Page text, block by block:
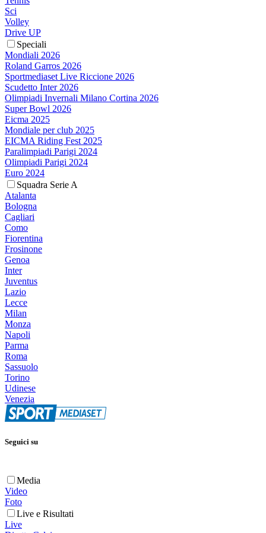
Sci
Volley
Drive UP
Speciali
Mondiali 2026
Roland Garros 2026
Sportmediaset Live Riccione 2026
Scudetto Inter 2026
Olimpiadi Invernali Milano Cortina 2026
Super Bowl 2026
Eicma 2025
Mondiale per club 2025
EICMA Riding Fest 2025
Paralimpiadi Parigi 2024
Olimpiadi Parigi 2024
Euro 2024
Squadra Serie A
Atalanta
Bologna
Cagliari
Como
Fiorentina
Frosinone
Genoa
Inter
Juventus
Lazio
Lecce
Milan
Monza
Napoli
Parma
Roma
Sassuolo
Torino
Udinese
Venezia
Seguici su
Media
Video
Foto
Live e Risultati
Live